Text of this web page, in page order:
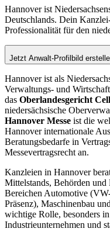
Hannover ist
Deutschlands. Dein
Professionalität für den
Jetzt Anwalt-Profilbild
Hannover ist als
Verwaltungs- und
das Oberlandesgericht
niedersächsische
Hannover Messe ist die
Hannover internationale
Beratungsbedarfe in
Messevertragsrecht an.
Kanzleien in Hannover
Mittelstands, Behörden und
Bereichen Automotive
Präsenz), Maschinenbau
wichtige Rolle, besonders
Industrieunternehmen und